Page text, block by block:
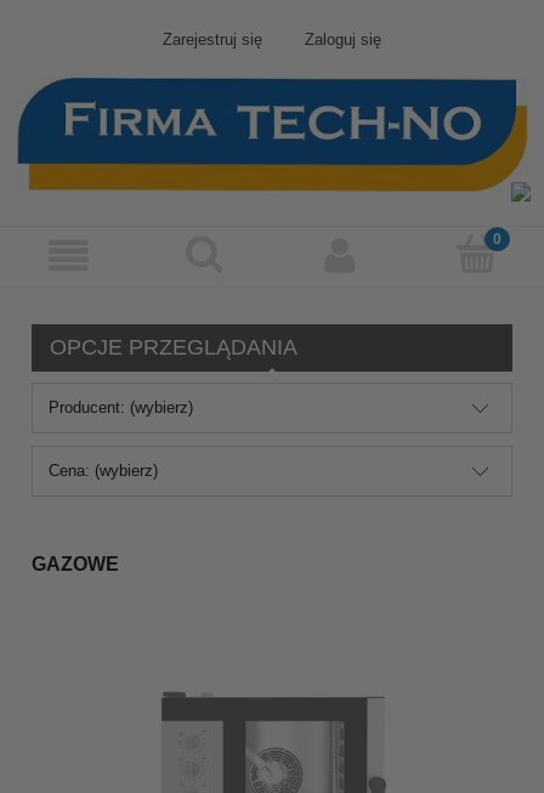
Zarejestruj się Zaloguj się
OPCJE PRZEGLĄDANIA
Producent: (wybierz)
Cena: (wybierz)
GAZOWE